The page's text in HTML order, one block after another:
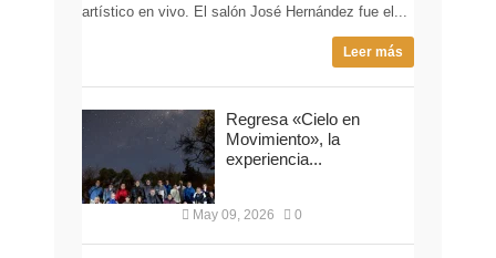
artístico en vivo. El salón José Hernández fue el...
Leer más
Regresa «Cielo en
Movimiento», la
experiencia...
May 09, 2026 0